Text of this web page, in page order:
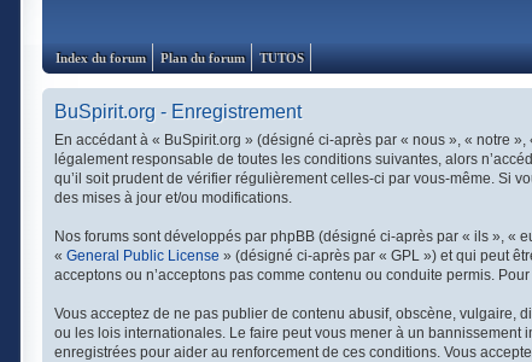
Index du forum Plan du forum TUTOS
BuSpirit.org - Enregistrement
En accédant à « BuSpirit.org » (désigné ci-après par « nous », « notre
légalement responsable de toutes les conditions suivantes, alors
qu’il soit prudent de vérifier régulièrement celles-ci par vous-même. Si
des mises à jour et/ou modifications.
Nos forums sont développés par phpBB (désigné ci-après par « ils », «
« General Public License » (désigné ci-après par « GPL ») et qui peut
acceptons ou n’acceptons pas comme contenu ou conduite permis.
Vous acceptez de ne pas publier de contenu abusif, obscène, vulgaire,
ou les lois internationales. Le faire peut vous mener à un bannissement
enregistrées pour aider au renforcement de ces conditions. Vous